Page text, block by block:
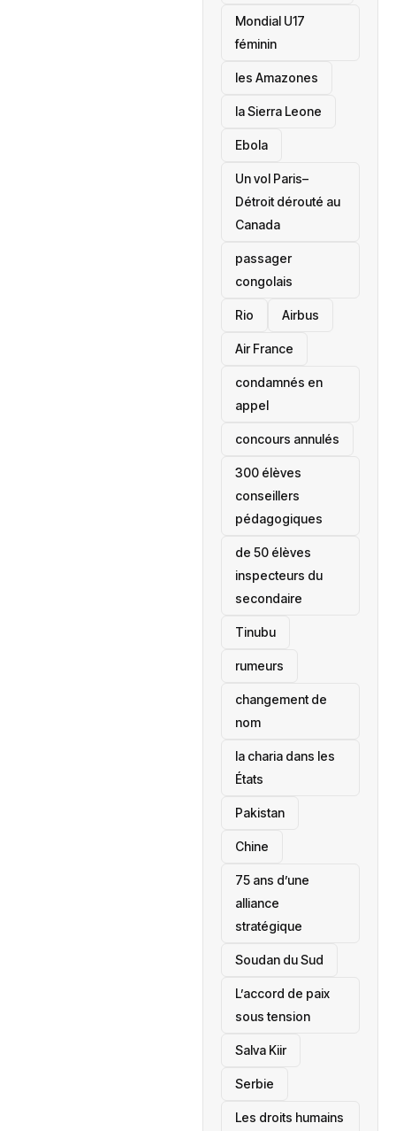
Mondial U17
féminin
les Amazones
la Sierra Leone
‎Ebola
Un vol Paris–
Détroit dérouté au
Canada
passager
congolais
Rio Airbus
Air France
condamnés en
appel
concours annulés
300 élèves
conseillers
pédagogiques
de 50 élèves
inspecteurs du
secondaire
Tinubu
rumeurs
changement de
nom
la charia dans les
États
‎Pakistan
Chine
75 ans d’une
alliance
stratégique
‎Soudan du Sud
L’accord de paix
sous tension
Salva Kiir
‎Serbie
Les droits humains